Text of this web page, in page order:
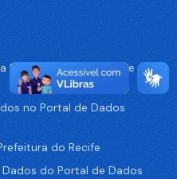
Prefeitura da Cidade de
no Portal de Dados
do Recife
do Portal de Dados